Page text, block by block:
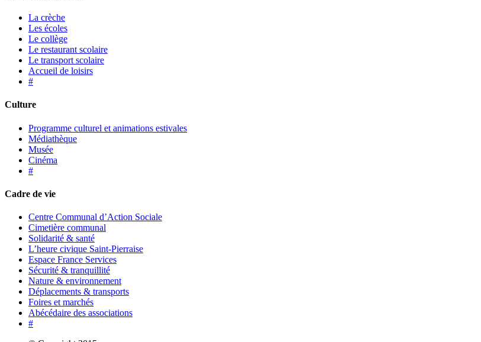
La crèche
Les écoles
Le collège
Le restaurant scolaire
Le transport scolaire
Accueil de loisirs
#
Culture
Programme culturel et animations estivales
Médiathèque
Musée
Cinéma
#
Cadre de vie
Centre Communal d’Action Sociale
Cimetière communal
Solidarité & santé
L’heure civique Saint-Pierraise
Espace France Services
Sécurité & tranquillité
Nature & environnement
Déplacements & transports
Foires et marchés
Abécédaire des associations
#